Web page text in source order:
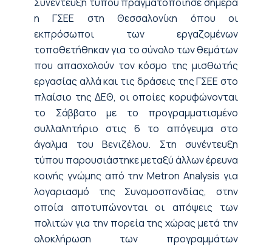
η ΓΣΕΕ στη Θεσσαλονίκη όπου οι
εκπρόσωποι των εργαζομένων
τοποθετήθηκαν για το σύνολο των θεμάτων
που απασχολούν τον κόσμο της μισθωτής
εργασίας αλλά και τις δράσεις της ΓΣΕΕ στο
πλαίσιο της ΔΕΘ, οι οποίες κορυφώνονται
το Σάββατο με το προγραμματισμένο
συλλαλητήριο στις 6 το απόγευμα στο
άγαλμα του Βενιζέλου. Στη συνέντευξη
τύπου παρουσιάστηκε μεταξύ άλλων έρευνα
κοινής γνώμης από την Metron Αnalysis για
λογαριασμό της Συνομοσπονδίας, στην
οποία αποτυπώνονται οι απόψεις των
πολιτών για την πορεία της χώρας μετά την
ολοκλήρωση των προγραμμάτων